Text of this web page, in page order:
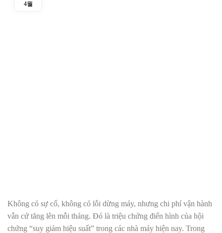
4월
Không có sự cố, không có lỗi dừng máy, nhưng chi phí vận hành
vẫn cứ tăng lên mỗi tháng. Đó là triệu chứng điển hình của hội
chứng “suy giảm hiệu suất” trong các nhà máy hiện nay. Trong